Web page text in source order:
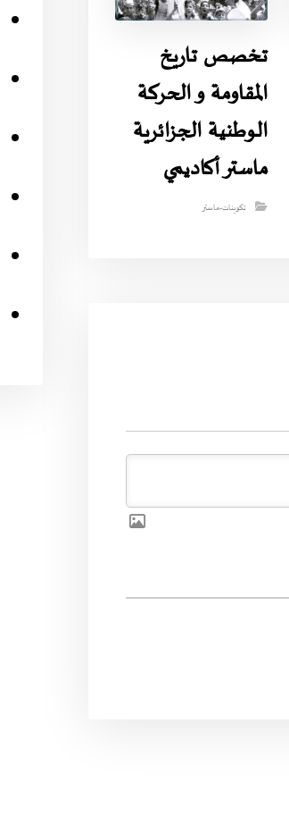
تخصص تاريخ
المقاومة و الحركة
الوطنية الجزائرية
ماستر أكاديمي
تكوينات-ماستر